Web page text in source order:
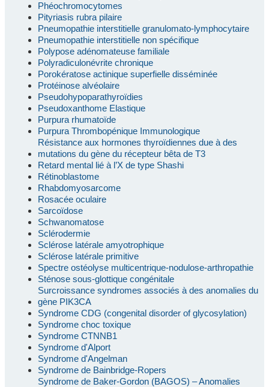
Phéochromocytomes
Pityriasis rubra pilaire
Pneumopathie interstitielle granulomato-lymphocytaire
Pneumopathie interstitielle non spécifique
Polypose adénomateuse familiale
Polyradiculonévrite chronique
Porokératose actinique superfielle disséminée
Protéinose alvéolaire
Pseudohypoparathyroïdies
Pseudoxanthome Elastique
Purpura rhumatoïde
Purpura Thrombopénique Immunologique
Résistance aux hormones thyroïdiennes due à des
mutations du gène du récepteur bêta de T3
Retard mental lié à l’X de type Shashi
Rétinoblastome
Rhabdomyosarcome
Rosacée oculaire
Sarcoïdose
Schwanomatose
Sclérodermie
Sclérose latérale amyotrophique
Sclérose latérale primitive
Spectre ostéolyse multicentrique-nodulose-arthropathie
Sténose sous-glottique congénitale
Surcroissance syndromes associés à des anomalies du
gène PIK3CA
Syndrome CDG (congenital disorder of glycosylation)
Syndrome choc toxique
Syndrome CTNNB1
Syndrome d'Alport
Syndrome d'Angelman
Syndrome de Bainbridge-Ropers
Syndrome de Baker-Gordon (BAGOS) – Anomalies